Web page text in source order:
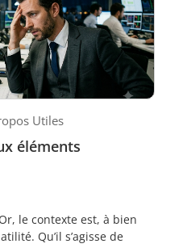
Utiles
éléments
le contexte est, à bien
Qu’il s’agisse de